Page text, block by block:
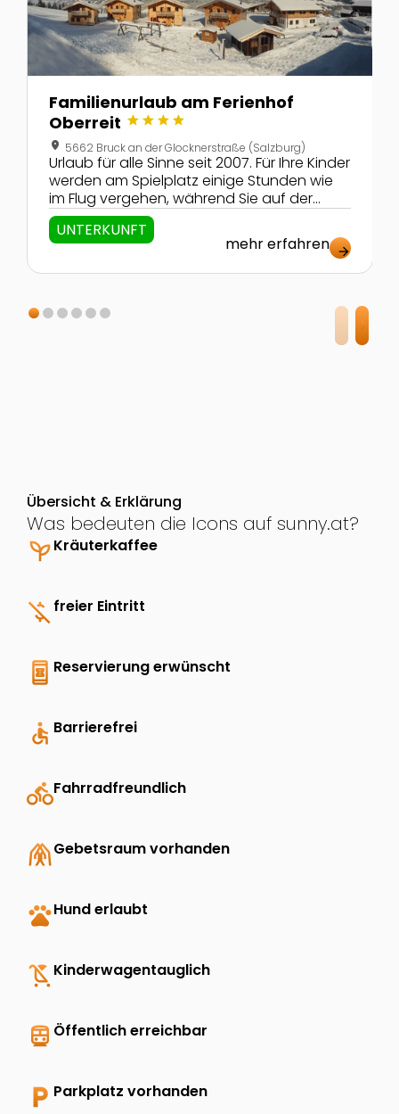
Familienurlaub am Ferienhof
Oberreit starstarstarstar
location_on 5662 Bruck an der Glocknerstraße (Salzburg)
Urlaub für alle Sinne seit 2007. Für Ihre Kinder
werden am Spielplatz einige Stunden wie
im Flug vergehen, während Sie auf der
Hausbank sitzen und ihnen beim spielen
zusehen, oder mitspielen.
UNTERKUNFT
mehr erfahren arrow_forward
Übersicht & Erklärung
Was bedeuten die Icons auf sunny.at?
psychiatryKräuterkaffee
money_off freier Eintritt
book_online Reservierung erwünscht
accessible Barrierefrei
directions_bikeFahrradfreundlich
folded_handsGebetsraum vorhanden
petsHund erlaubt
child_friendly Kinderwagentauglich
directions_transit Öffentlich erreichbar
local_parking Parkplatz vorhanden